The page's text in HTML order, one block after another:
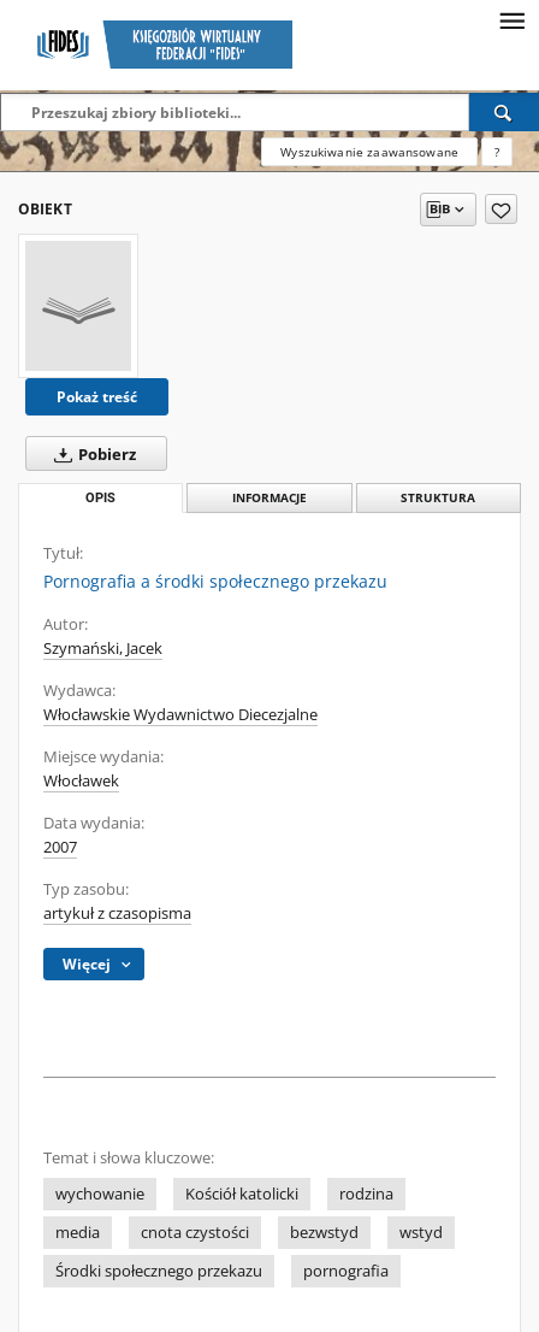
Wyszukiwanie zaawansowane ?
OBIEKT
Pokaż treść
Pobierz
OPIS INFORMACJE STRUKTURA
Tytuł:
Pornografia a środki społecznego przekazu
Autor:
Szymański, Jacek
Wydawca:
Włocławskie Wydawnictwo Diecezjalne
Miejsce wydania:
Włocławek
Data wydania:
2007
Typ zasobu:
artykuł z czasopisma
Więcej
Temat i słowa kluczowe:
wychowanie
Kościół katolicki
rodzina
media
cnota czystości bezwstyd
wstyd
Środki społecznego przekazu
pornografia